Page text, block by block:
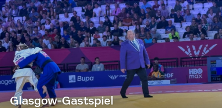
Glasgow-Gastspiel